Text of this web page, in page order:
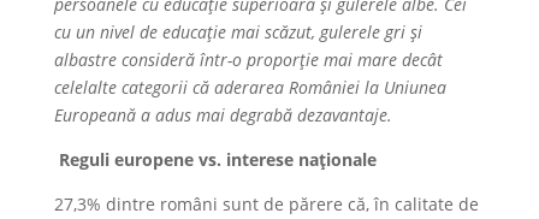
cu un nivel de educație mai scăzut, gulerele gri și
albastre consideră într-o proporție mai mare decât
celelalte categorii că aderarea României la Uniunea
Europeană a adus mai degrabă dezavantaje.
Reguli europene vs. interese naționale
27,3% dintre români sunt de părere că, în calitate de